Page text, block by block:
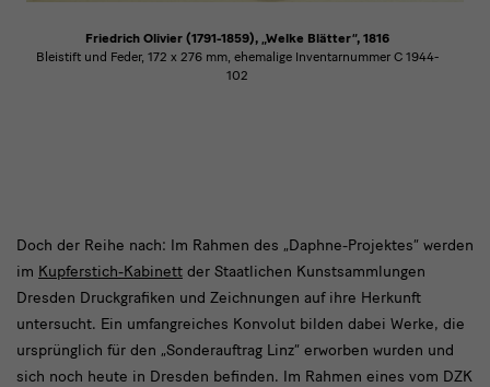
Friedrich Olivier (1791-1859), „Welke Blätter“, 1816
Bleistift und Feder, 172 x 276 mm, ehemalige Inventarnummer C 1944-
102
Doch
der
Reihe
nach:
Doch der Reihe nach: Im Rahmen des „Daphne-Projektes“ werden
im Kupferstich-Kabinett der Staatlichen Kunstsammlungen
Dresden Druckgrafiken und Zeichnungen auf ihre Herkunft
untersucht. Ein umfangreiches Konvolut bilden dabei Werke, die
ursprünglich für den „Sonderauftrag Linz“ erworben wurden und
sich noch heute in Dresden befinden. Im Rahmen eines vom DZK